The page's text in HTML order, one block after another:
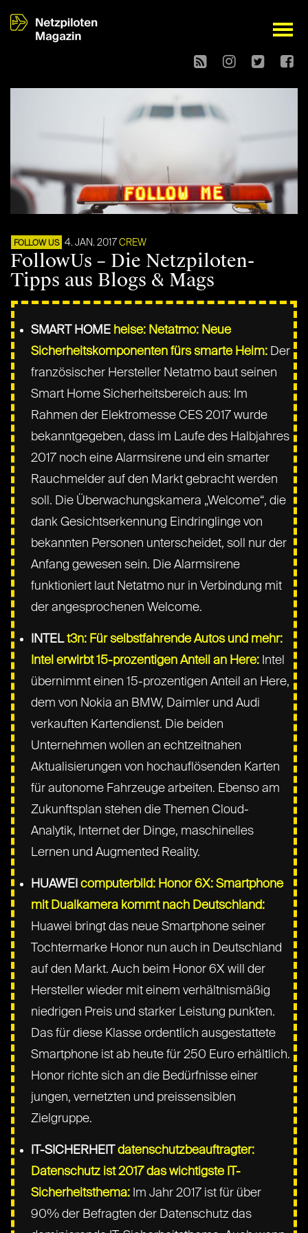
open
FOLLOW US 4. JAN. 2017 CREW
FollowUs – Die Netzpiloten-
Tipps aus Blogs & Mags
SMART HOME heise: Netatmo: Neue
Sicherheitskomponenten fürs smarte Heim: Der
französischer Hersteller Netatmo baut seinen
Smart Home Sicherheitsbereich aus: Im
Rahmen der Elektromesse CES 2017 wurde
bekanntgegeben, dass im Laufe des Halbjahres
2017 noch eine Alarmsirene und ein smarter
Rauchmelder auf den Markt gebracht werden
soll. Die Überwachungskamera „Welcome“, die
dank Gesichtserkennung Eindringlinge von
bekannten Personen unterscheidet, soll nur der
Anfang gewesen sein. Die Alarmsirene
funktioniert laut Netatmo nur in Verbindung mit
der angesprochenen Welcome.
INTELt3n: Für selbstfahrende Autos und mehr:
Intel erwirbt 15-prozentigen Anteil an Here: Intel
übernimmt einen 15-prozentigen Anteil an Here,
dem von Nokia an BMW, Daimler und Audi
verkauften Kartendienst. Die beiden
Unternehmen wollen an echtzeitnahen
Aktualisierungen von hochauflösenden Karten
für autonome Fahrzeuge arbeiten. Ebenso am
Zukunftsplan stehen die Themen Cloud-
Analytik, Internet der Dinge, maschinelles
Lernen und Augmented Reality.
HUAWEIcomputerbild: Honor 6X: Smartphone
mit Dualkamera kommt nach Deutschland:
Huawei bringt das neue Smartphone seiner
Tochtermarke Honor nun auch in Deutschland
auf den Markt. Auch beim Honor 6X will der
Hersteller wieder mit einem verhältnismäßig
niedrigen Preis und starker Leistung punkten.
Das für diese Klasse ordentlich ausgestattete
Smartphone ist ab heute für 250 Euro erhältlich.
Honor richte sich an die Bedürfnisse einer
jungen, vernetzten und preissensiblen
Zielgruppe.
IT-SICHERHEITdatenschutzbeauftragter:
Datenschutz ist 2017 das wichtigste IT-
Sicherheitsthema: Im Jahr 2017 ist für über
90% der Befragten der Datenschutz das